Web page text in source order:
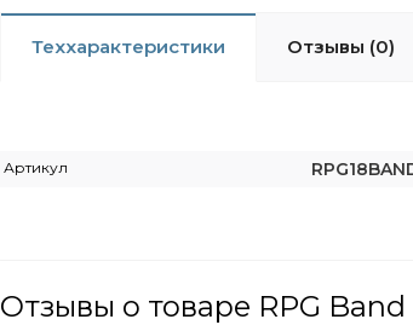
Теххарактеристики Отзывы (0)
Артикул
Отзывы о товаре RPG Band